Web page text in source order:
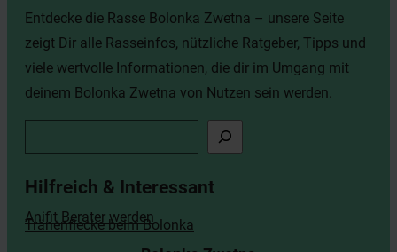
Entdecke die Rasse Bolonka Zwetna – unsere Seite
zeigt Dir alle Rasseinfos, nützliche Ratgeber, Tipps und
viele wertvolle Informationen, die dir im Umgang mit
deinem Bolonka Zwetna von Nutzen sein werden.
u
c
e
Hilfreich & Interessant
Anifit Berater werden
Tränenflecke beim Bolonka